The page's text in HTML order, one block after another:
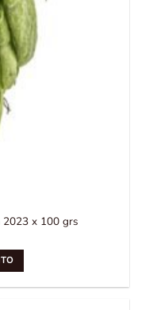
2023 x 100 grs